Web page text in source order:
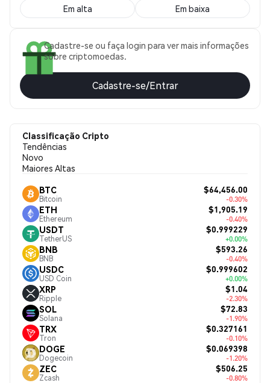
Em alta Em baixa
Cadastre-se ou faça login para ver mais informações
sobre criptomoedas.
Cadastre-se/Entrar
Classificação Cripto
Tendências
Novo
Maiores Altas
BTC
Bitcoin
$64,456.00
-0.30%
ETH
Ethereum
$1,905.19
-0.40%
USDT
TetherUS
$0.999229
+0.00%
BNB
BNB
$593.26
-0.40%
USDC
USD Coin
$0.999602
+0.00%
XRP
Ripple
$1.04
-2.30%
SOL
Solana
$72.83
-1.90%
TRX
Tron
$0.327161
-0.10%
DOGE
Dogecoin
$0.069398
-1.20%
ZEC
Zcash
$506.25
-0.80%